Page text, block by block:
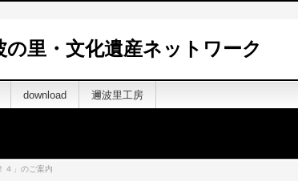
里・文化遺産ネットワーク
download 邇波里工房
４」のご案内